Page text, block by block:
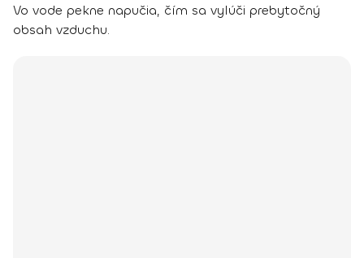
Vo vode pekne napučia, čím sa vylúči prebytočný
obsah vzduchu.